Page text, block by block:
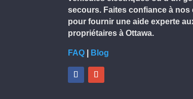
secours. Faites confiance à nos
pour fournir une aide experte
propriétaires à Ottawa.
FAQ Blog